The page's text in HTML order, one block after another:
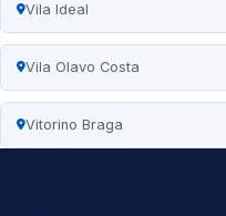
Vila Ideal
Vila Olavo Costa
Vitorino Braga